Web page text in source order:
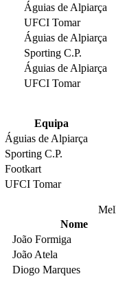
Águias de Alpiarça
UFCI Tomar
Águias de Alpiarça
Sporting C.P.
Águias de Alpiarça
UFCI Tomar
Equipa
Águias de Alpiarça
Sporting C.P.
Footkart
UFCI Tomar
Nome
João Formiga
João Atela
Diogo Marques